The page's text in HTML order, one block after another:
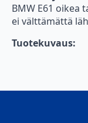
BMW E61 oikea
ei välttämättä
Tuotekuvaus: